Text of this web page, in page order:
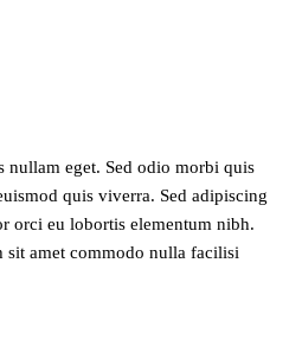
nullam eget. Sed odio morbi quis
quis viverra. Sed adipiscing
orci eu lobortis elementum nibh.
amet commodo nulla facilisi